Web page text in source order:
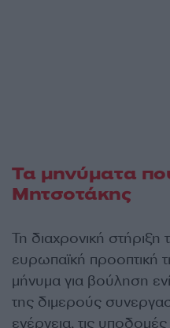
Τα μηνύματα
Μητσοτάκης
Τη διαχρονική
ευρωπαϊκή προοπτική
μήνυμα για βούληση
της διμερούς
ενέργεια, τις